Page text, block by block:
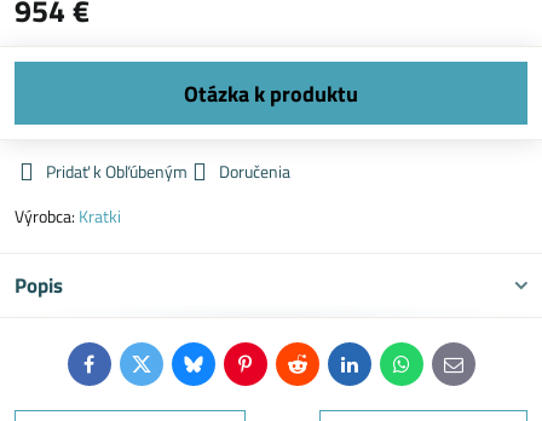
954 €
Pridať k Obľúbeným
Doručenia
Výrobca: Kratki
Popis
FacebookTwitterBlueskyPinterestReddit LinkedInWhatsApp
E-
mail